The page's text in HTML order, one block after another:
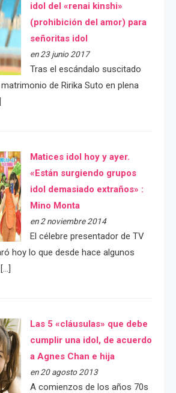
idol del «renai kinshi»
(prohibición del amor) para
señoritas idol
en 23 junio 2017
Tras el escándalo suscitado
de Ririka Suto en plena
Matices idol hoy y ayer.
«Están surgiendo grupos
idol demasiado extraños» :
Mino Monta
en 2 noviembre 2014
El célebre presentador de TV
hoy lo que desde hace algunos
Las 5 «cláusulas» que debe
cumplir una idol, de acuerdo
a Agnes Chan e hija
en 20 agosto 2013
A comienzos de los años 70s